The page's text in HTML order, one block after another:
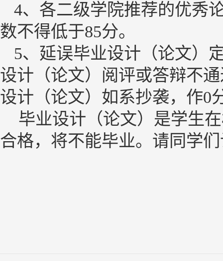
4、各二级学院推荐的优秀
数不得低于85分。
5、延误毕业设计（论文）
设计（论文） 阅评或答辩不
设计（论文） 如系抄袭，作0
毕业设计（论文）是学生
合格，将不能毕业。请同学